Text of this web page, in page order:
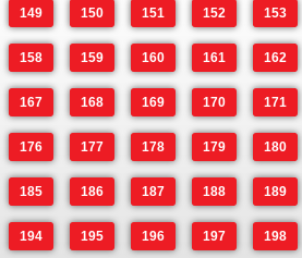
149 150 151 152 153
158 159 160 161 162
167 168 169 170 171
176 177 178 179 180
185 186 187 188 189
194 195 196 197 198